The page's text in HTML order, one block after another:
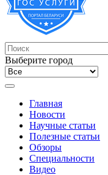
Выберите город
Главная
Новости
Научные статьи
Полезные статьи
Обзоры
Специальности
Видео